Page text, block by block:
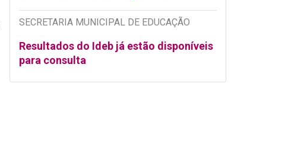
SECRETARIA MUNICIPAL DE EDUCAÇÃO
Resultados do Ideb já estão disponíveis
para consulta